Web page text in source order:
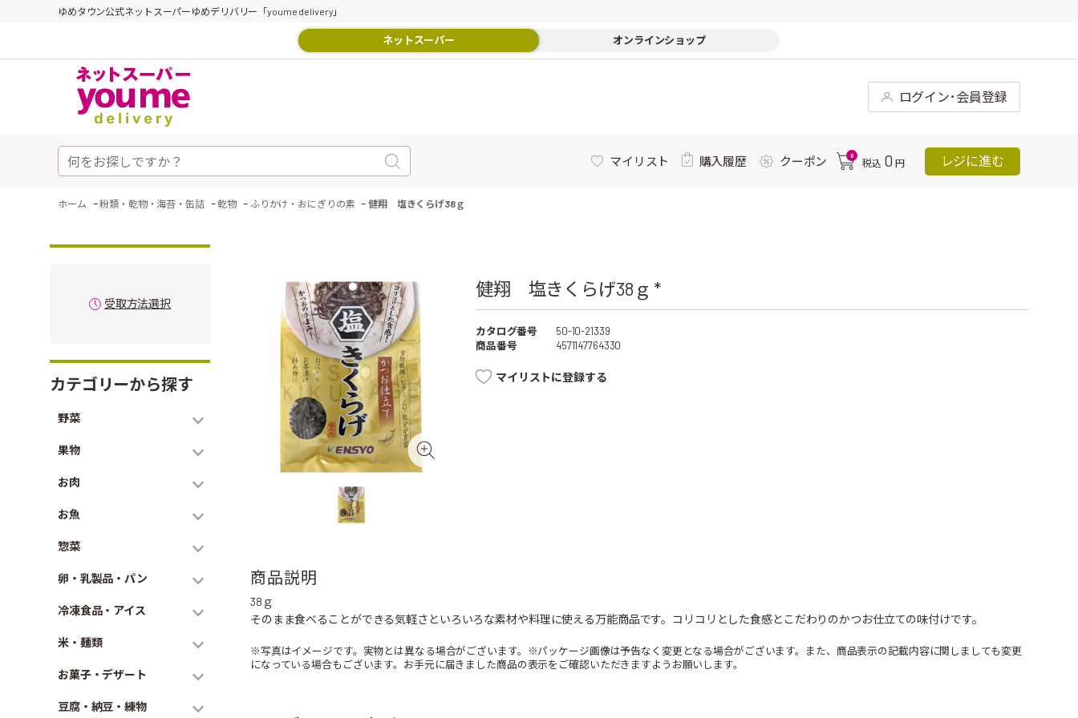
ゆめタウン公式ネットスーパーゆめデリバリー「youme delivery」
ネットスーパー オンラインショップ
ログイン･会員登録
マイリスト 購入履歴 クーポン 0
税込 0 円 レジに進む
ホーム -粉類・乾物・海苔・缶詰 -乾物 - ふりかけ・おにぎりの素 -健翔 塩きくらげ38ｇ
受取方法選択
カテゴリーから探す
野菜
果物
お肉
お魚
惣菜
卵・乳製品・パン
冷凍食品・アイス
米・麺類
お菓子・デザート
豆腐・納豆・練物
健翔 塩きくらげ38ｇ *
カタログ番号
50-10-21339
商品番号
4571147764330
マイリストに登録する
商品説明
38ｇ
そのまま食べることができる気軽さといろいろな素材や料理に使える万能商品です。コリコリとした食感とこだわりのかつお仕立ての味付けです。
※写真はイメージです。実物とは異なる場合がございます。※パッケージ画像は予告なく変更となる場合がございます。また、商品表示の記載内容に関しましても変更
になっている場合もございます。お手元に届きました商品の表示をご確認いただきますようお願いします。